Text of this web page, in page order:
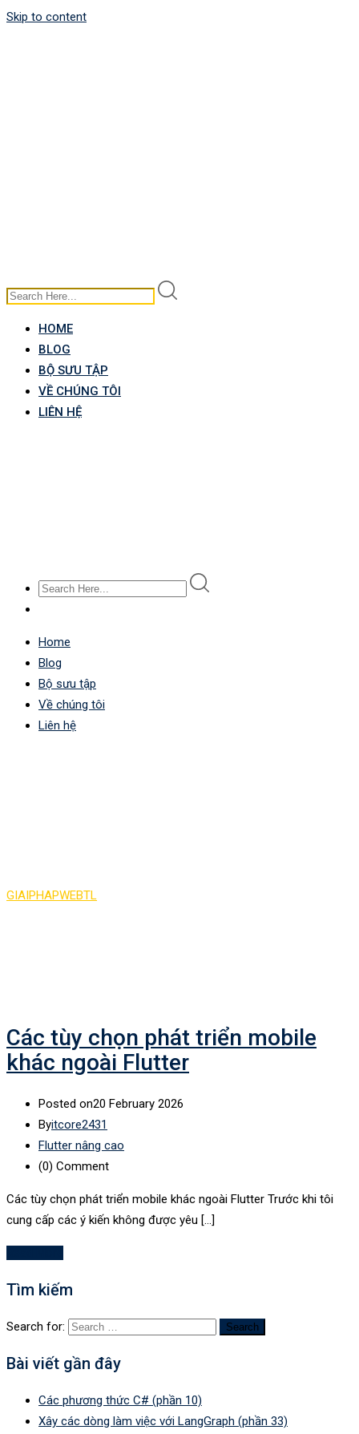
Skip to content
HOME
BLOG
BỘ SƯU TẬP
VỀ CHÚNG TÔI
LIÊN HỆ
Home
Blog
Bộ sưu tập
Về chúng tôi
Liên hệ
GIAIPHAPWEBTL
Các tùy chọn phát triển mobile
khác ngoài Flutter
Posted on20 February 2026
Byitcore2431
Flutter nâng cao
(0) Comment
Các tùy chọn phát triển mobile khác ngoài Flutter Trước khi tôi
cung cấp các ý kiến không được yêu […]
Tìm kiếm
Search for:
Bài viết gần đây
Các phương thức C# (phần 10)
Xây các dòng làm việc với LangGraph (phần 33)